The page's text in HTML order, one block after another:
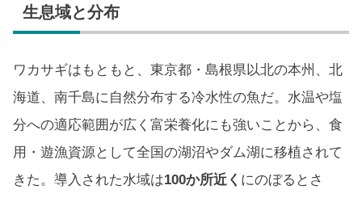
生息域と分布
ワカサギはもともと、東京都・島根県以北の本州、北
海道、南千島に自然分布する冷水性の魚だ。水温や塩
分への適応範囲が広く富栄養化にも強いことから、食
用・遊漁資源として全国の湖沼やダム湖に移植されて
きた。導入された水域は100か所近く にのぼるとさ